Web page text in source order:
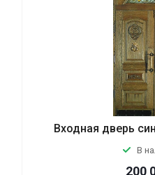
Входная дверь
В
200